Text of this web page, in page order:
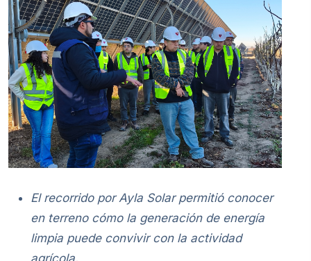
El recorrido por Ayla Solar permitió conocer
en terreno cómo la generación de energía
limpia puede convivir con la actividad
agrícola.